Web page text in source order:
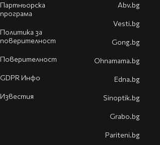
Партньорска
програма
Политика за
поверителност
Поверителност
GDPR Инфо
Известия
Abv.bg
Vesti.bg
Gong.bg
Оhnamama.bg
Edna.bg
Sinoptik.bg
Grabo.bg
Pariteni.bg